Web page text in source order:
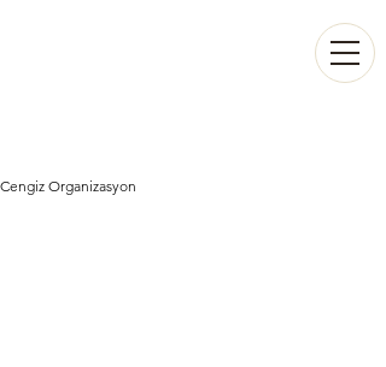
Cengiz Organizasyon